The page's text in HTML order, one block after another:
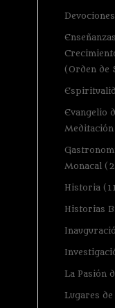
(Orden de
Evangelio
Meditación
Monacal
Historia
Historias
La Pasión
Lugares de